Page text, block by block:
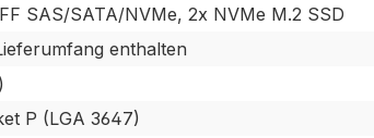
SAS/SATA/NVMe, 2x NVMe M.2 SSD
enthalten
P (LGA 3647)